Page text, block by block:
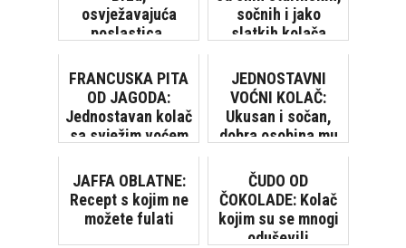
osvježavajuća
poslastica,
ljetne dane
sočnih i jako
slatkih kolača
FRANCUSKA PITA
OD JAGODA:
Jednostavan kolač
sa svježim voćem
JEDNOSTAVNI
VOĆNI KOLAČ:
Ukusan i sočan,
dobra osobina mu
ostaje svjež
JAFFA OBLATNE:
Recept s kojim ne
možete fulati
ČUDO OD
ČOKOLADE: Kolač
kojim su se mnogi
oduševili